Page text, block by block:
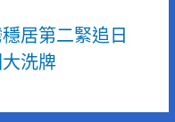
居第二緊追日
洗牌